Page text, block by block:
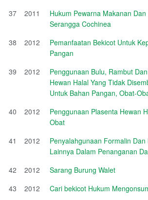
37
2011
Hukum Pewarna Makanan
Serangga Cochinea
38
2012
Pemanfaatan Bekicot Untuk
Pangan
39
2012
Penggunaan Bulu, Rambut
Hewan Halal Yang Tidak
Untuk Bahan Pangan, Obat-
40
2012
Penggunaan Plasenta Hewan
Obat
41
2012
Penyalahgunaan Formalin
Lainnya Dalam Penanganan
42
2012
Sarang Burung Walet
43
2012
Cari bekicot Hukum